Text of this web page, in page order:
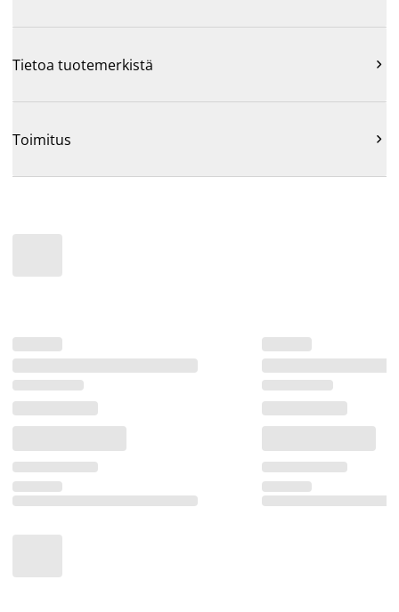
Tietoa tuotemerkistä 
Toimitus 